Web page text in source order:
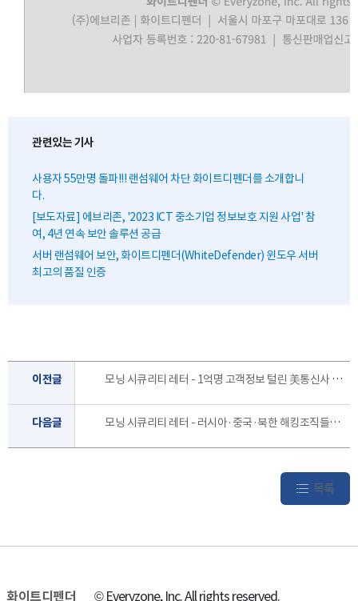
관련있는 기사
사용자 55만명 돌파!!! 랜섬웨어 차단 화이트디펜더를 소개합니
다.
[보도자료] 에브리존, '2023 ICT 중소기업 정보보호 지원 사업' 참
여, 4년 연속 보안 솔루션 공급
서버 랜섬웨어 보안, 화이트디펜더(WhiteDefender) 윈도우 서버
최고의 품질 인증
이전글 모닝 시큐리티 레터 - 1억명 고객정보 털린 美통신사 AT&T…"해커에 5억원.. [7월 3주]
다음글 모닝 시큐리티 레터 - 러시아·중국·북한 해킹조직들의 2024 파리 올림픽 타깃 사이버 공격 전망[6월 4주]
목록
화이트디펜더 © Everyzone, Inc. All rights reserved.